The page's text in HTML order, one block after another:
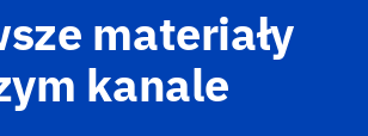
materiały
kanale